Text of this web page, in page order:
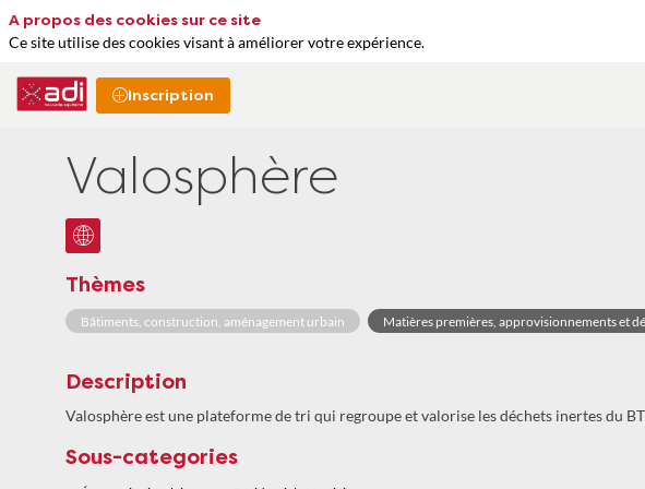
Inscription
Valosphère
Thèmes
Bâtiments, construction, aménagement urbain Matières premières, approvisionnements et
Description
Valosphère est une plateforme de tri qui regroupe et valorise les déchets inertes du
Sous-categories
A propos des cookies sur ce site
Ce site utilise des cookies visant à améliorer votre expérience.